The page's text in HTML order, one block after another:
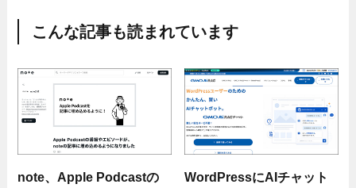
こんな記事も読まれています
note、Apple Podcastの
WordPressにAIチャット